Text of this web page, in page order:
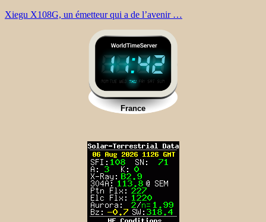
Xiegu X108G, un émetteur qui a de l’avenir …